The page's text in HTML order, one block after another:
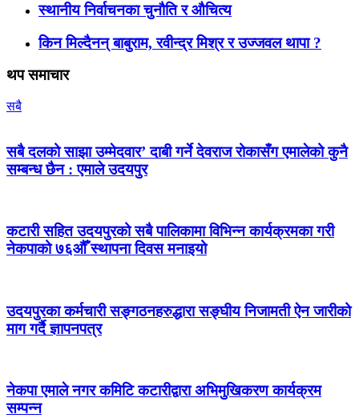
स्थानीय निर्वाचनका चुनौति र औचित्य
किन मिल्दैनन् बाबुराम, रवीन्द्र मिश्र र उज्जवल थापा ?
थप समाचार
सबै
सबै दलको साझा उम्मेदवार’ दाबी गर्ने देवराज रोकासँग एमालेको कुनै
सम्बन्ध छैन : एमाले उदयपुर
कटारी सहित उदयपुरको सबै पालिकामा विभिन्न कार्यक्रमका गरी
नेकपाको ७६औँ स्थापना दिवस मनाइयो
उदयपुरका कर्मचारी सङ्गठनहरुद्धारा सङ्घीय निजामती ऐन जारीको
माग गर्दै ज्ञापनपत्र
नेकपा एमाले नगर कमिटि कटारीद्वारा अभिमुखिकरण कार्यक्रम
सम्पन्न